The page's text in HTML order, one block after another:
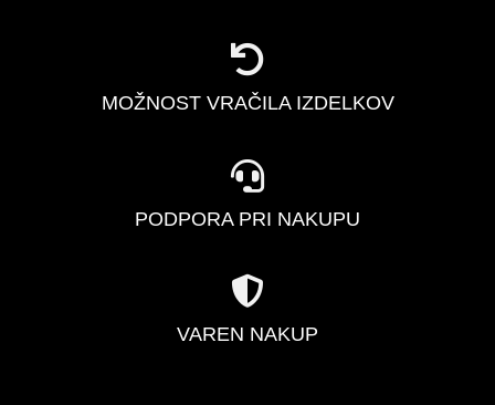
MOŽNOST VRAČILA IZDELKOV
PODPORA PRI NAKUPU
VAREN NAKUP